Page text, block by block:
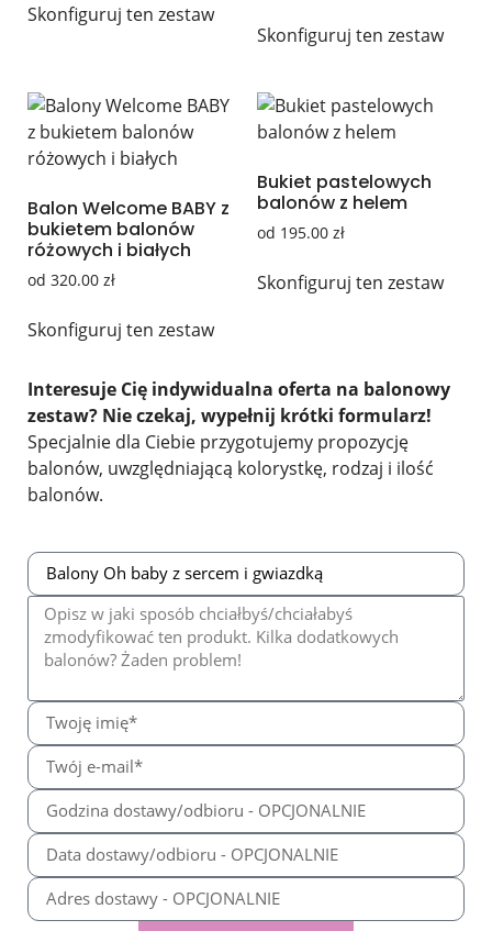
Skonfiguruj ten zestaw
Skonfiguruj ten zestaw
Balon Welcome BABY z
bukietem balonów
różowych i białych
od 320.00 zł
Skonfiguruj ten zestaw
Bukiet pastelowych
balonów z helem
od 195.00 zł
Skonfiguruj ten zestaw
Interesuje Cię indywidualna oferta na balonowy
zestaw? Nie czekaj, wypełnij krótki formularz!
Specjalnie dla Ciebie przygotujemy propozycję
balonów, uwzględniającą kolorystkę, rodzaj i ilość
balonów.